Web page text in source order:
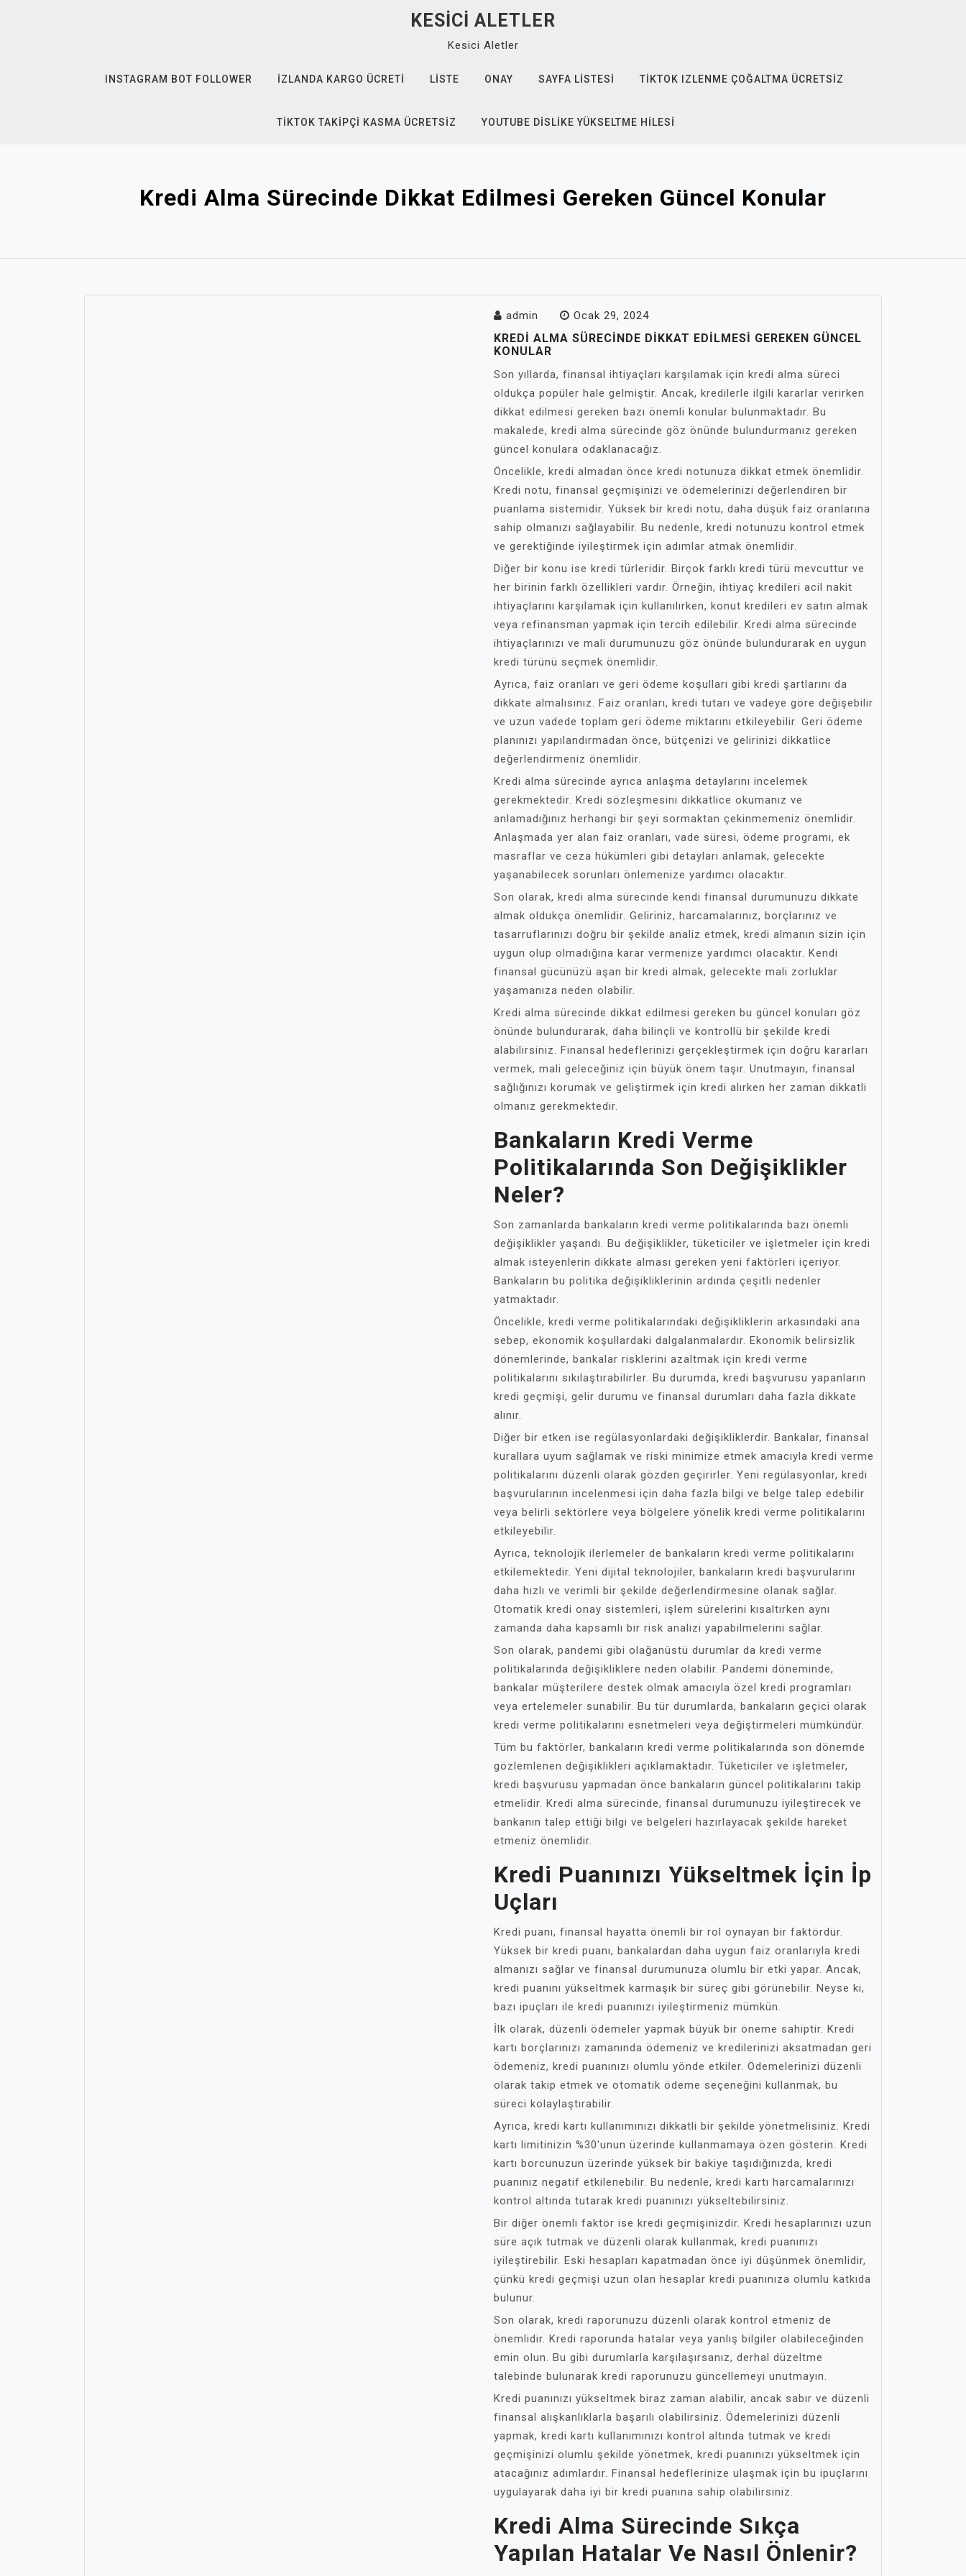
KESICI ALETLER
Kesici Aletler
INSTAGRAM BOT FOLLOWER İZLANDA KARGO ÜCRETI LISTE ONAY SAYFA LISTESI TIKTOK IZLENME ÇOĞALTMA ÜCRETSIZ
TIKTOK TAKIPÇI KASMA ÜCRETSIZ YOUTUBE DISLIKE YÜKSELTME HILESI
Kredi Alma Sürecinde Dikkat Edilmesi Gereken Güncel Konular
admin Ocak 29, 2024
KREDI ALMA SÜRECINDE DIKKAT EDILMESI GEREKEN GÜNCEL
KONULAR
Son yıllarda, finansal ihtiyaçları karşılamak için kredi alma süreci
oldukça popüler hale gelmiştir. Ancak, kredilerle ilgili kararlar verirken
dikkat edilmesi gereken bazı önemli konular bulunmaktadır. Bu
makalede, kredi alma sürecinde göz önünde bulundurmanız gereken
güncel konulara odaklanacağız.
Öncelikle, kredi almadan önce kredi notunuza dikkat etmek önemlidir.
Kredi notu, finansal geçmişinizi ve ödemelerinizi değerlendiren bir
puanlama sistemidir. Yüksek bir kredi notu, daha düşük faiz oranlarına
sahip olmanızı sağlayabilir. Bu nedenle, kredi notunuzu kontrol etmek
ve gerektiğinde iyileştirmek için adımlar atmak önemlidir.
Diğer bir konu ise kredi türleridir. Birçok farklı kredi türü mevcuttur ve
her birinin farklı özellikleri vardır. Örneğin, ihtiyaç kredileri acil nakit
ihtiyaçlarını karşılamak için kullanılırken, konut kredileri ev satın almak
veya refinansman yapmak için tercih edilebilir. Kredi alma sürecinde
ihtiyaçlarınızı ve mali durumunuzu göz önünde bulundurarak en uygun
kredi türünü seçmek önemlidir.
Ayrıca, faiz oranları ve geri ödeme koşulları gibi kredi şartlarını da
dikkate almalısınız. Faiz oranları, kredi tutarı ve vadeye göre değişebilir
ve uzun vadede toplam geri ödeme miktarını etkileyebilir. Geri ödeme
planınızı yapılandırmadan önce, bütçenizi ve gelirinizi dikkatlice
değerlendirmeniz önemlidir.
Kredi alma sürecinde ayrıca anlaşma detaylarını incelemek
gerekmektedir. Kredi sözleşmesini dikkatlice okumanız ve
anlamadığınız herhangi bir şeyi sormaktan çekinmemeniz önemlidir.
Anlaşmada yer alan faiz oranları, vade süresi, ödeme programı, ek
masraflar ve ceza hükümleri gibi detayları anlamak, gelecekte
yaşanabilecek sorunları önlemenize yardımcı olacaktır.
Son olarak, kredi alma sürecinde kendi finansal durumunuzu dikkate
almak oldukça önemlidir. Geliriniz, harcamalarınız, borçlarınız ve
tasarruflarınızı doğru bir şekilde analiz etmek, kredi almanın sizin için
uygun olup olmadığına karar vermenize yardımcı olacaktır. Kendi
finansal gücünüzü aşan bir kredi almak, gelecekte mali zorluklar
yaşamanıza neden olabilir.
Kredi alma sürecinde dikkat edilmesi gereken bu güncel konuları göz
önünde bulundurarak, daha bilinçli ve kontrollü bir şekilde kredi
alabilirsiniz. Finansal hedeflerinizi gerçekleştirmek için doğru kararları
vermek, mali geleceğiniz için büyük önem taşır. Unutmayın, finansal
sağlığınızı korumak ve geliştirmek için kredi alırken her zaman dikkatli
olmanız gerekmektedir.
Bankaların Kredi Verme
Politikalarında Son Değişiklikler
Neler?
Son zamanlarda bankaların kredi verme politikalarında bazı önemli
değişiklikler yaşandı. Bu değişiklikler, tüketiciler ve işletmeler için kredi
almak isteyenlerin dikkate alması gereken yeni faktörleri içeriyor.
Bankaların bu politika değişikliklerinin ardında çeşitli nedenler
yatmaktadır.
Öncelikle, kredi verme politikalarındaki değişikliklerin arkasındaki ana
sebep, ekonomik koşullardaki dalgalanmalardır. Ekonomik belirsizlik
dönemlerinde, bankalar risklerini azaltmak için kredi verme
politikalarını sıkılaştırabilirler. Bu durumda, kredi başvurusu yapanların
kredi geçmişi, gelir durumu ve finansal durumları daha fazla dikkate
alınır.
Diğer bir etken ise regülasyonlardaki değişikliklerdir. Bankalar, finansal
kurallara uyum sağlamak ve riski minimize etmek amacıyla kredi verme
politikalarını düzenli olarak gözden geçirirler. Yeni regülasyonlar, kredi
başvurularının incelenmesi için daha fazla bilgi ve belge talep edebilir
veya belirli sektörlere veya bölgelere yönelik kredi verme politikalarını
etkileyebilir.
Ayrıca, teknolojik ilerlemeler de bankaların kredi verme politikalarını
etkilemektedir. Yeni dijital teknolojiler, bankaların kredi başvurularını
daha hızlı ve verimli bir şekilde değerlendirmesine olanak sağlar.
Otomatik kredi onay sistemleri, işlem sürelerini kısaltırken aynı
zamanda daha kapsamlı bir risk analizi yapabilmelerini sağlar.
Son olarak, pandemi gibi olağanüstü durumlar da kredi verme
politikalarında değişikliklere neden olabilir. Pandemi döneminde,
bankalar müşterilere destek olmak amacıyla özel kredi programları
veya ertelemeler sunabilir. Bu tür durumlarda, bankaların geçici olarak
kredi verme politikalarını esnetmeleri veya değiştirmeleri mümkündür.
Tüm bu faktörler, bankaların kredi verme politikalarında son dönemde
gözlemlenen değişiklikleri açıklamaktadır. Tüketiciler ve işletmeler,
kredi başvurusu yapmadan önce bankaların güncel politikalarını takip
etmelidir. Kredi alma sürecinde, finansal durumunuzu iyileştirecek ve
bankanın talep ettiği bilgi ve belgeleri hazırlayacak şekilde hareket
etmeniz önemlidir.
Kredi Puanınızı Yükseltmek İçin İp
Uçları
Kredi puanı, finansal hayatta önemli bir rol oynayan bir faktördür.
Yüksek bir kredi puanı, bankalardan daha uygun faiz oranlarıyla kredi
almanızı sağlar ve finansal durumunuza olumlu bir etki yapar. Ancak,
kredi puanını yükseltmek karmaşık bir süreç gibi görünebilir. Neyse ki,
bazı ipuçları ile kredi puanınızı iyileştirmeniz mümkün.
İlk olarak, düzenli ödemeler yapmak büyük bir öneme sahiptir. Kredi
kartı borçlarınızı zamanında ödemeniz ve kredilerinizi aksatmadan geri
ödemeniz, kredi puanınızı olumlu yönde etkiler. Ödemelerinizi düzenli
olarak takip etmek ve otomatik ödeme seçeneğini kullanmak, bu
süreci kolaylaştırabilir.
Ayrıca, kredi kartı kullanımınızı dikkatli bir şekilde yönetmelisiniz. Kredi
kartı limitinizin %30'unun üzerinde kullanmamaya özen gösterin. Kredi
kartı borcunuzun üzerinde yüksek bir bakiye taşıdığınızda, kredi
puanınız negatif etkilenebilir. Bu nedenle, kredi kartı harcamalarınızı
kontrol altında tutarak kredi puanınızı yükseltebilirsiniz.
Bir diğer önemli faktör ise kredi geçmişinizdir. Kredi hesaplarınızı uzun
süre açık tutmak ve düzenli olarak kullanmak, kredi puanınızı
iyileştirebilir. Eski hesapları kapatmadan önce iyi düşünmek önemlidir,
çünkü kredi geçmişi uzun olan hesaplar kredi puanınıza olumlu katkıda
bulunur.
Son olarak, kredi raporunuzu düzenli olarak kontrol etmeniz de
önemlidir. Kredi raporunda hatalar veya yanlış bilgiler olabileceğinden
emin olun. Bu gibi durumlarla karşılaşırsanız, derhal düzeltme
talebinde bulunarak kredi raporunuzu güncellemeyi unutmayın.
Kredi puanınızı yükseltmek biraz zaman alabilir, ancak sabır ve düzenli
finansal alışkanlıklarla başarılı olabilirsiniz. Ödemelerinizi düzenli
yapmak, kredi kartı kullanımınızı kontrol altında tutmak ve kredi
geçmişinizi olumlu şekilde yönetmek, kredi puanınızı yükseltmek için
atacağınız adımlardır. Finansal hedeflerinize ulaşmak için bu ipuçlarını
uygulayarak daha iyi bir kredi puanına sahip olabilirsiniz.
Kredi Alma Sürecinde Sıkça
Yapılan Hatalar Ve Nasıl Önlenir?